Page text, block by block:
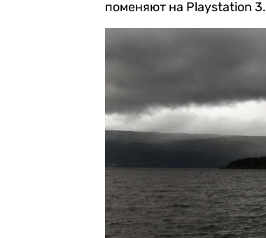
поменяют на Playstation 3.